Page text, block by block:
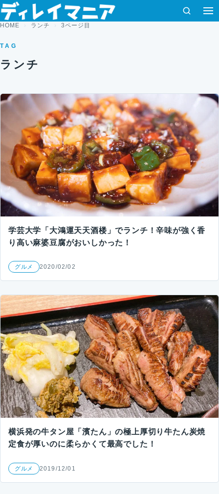
コンテンツへスキップ
検索
HOME ランチ 3ページ目
TAG
ランチ
学芸大学「大鴻運天天酒楼」でランチ！辛味が強く香
り高い麻婆豆腐がおいしかった！
グルメ 2020/02/02
横浜発の牛タン屋「濱たん」の極上厚切り牛たん炭焼
定食が厚いのに柔らかくて最高でした！
グルメ 2019/12/01